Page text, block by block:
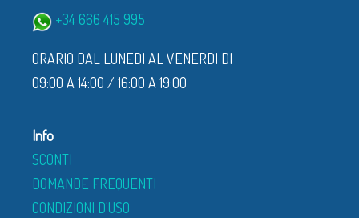
+34 666 415 995
ORARIO DAL LUNEDI AL VENERDI DI
09:00 A 14:00 / 16:00 A 19:00
Info
SCONTI
DOMANDE FREQUENTI
CONDIZIONI D'USO